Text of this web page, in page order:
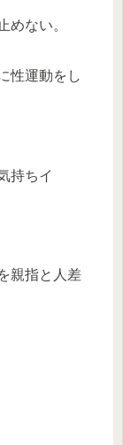
めない。
性運動をし
持ちイ
親指と人差